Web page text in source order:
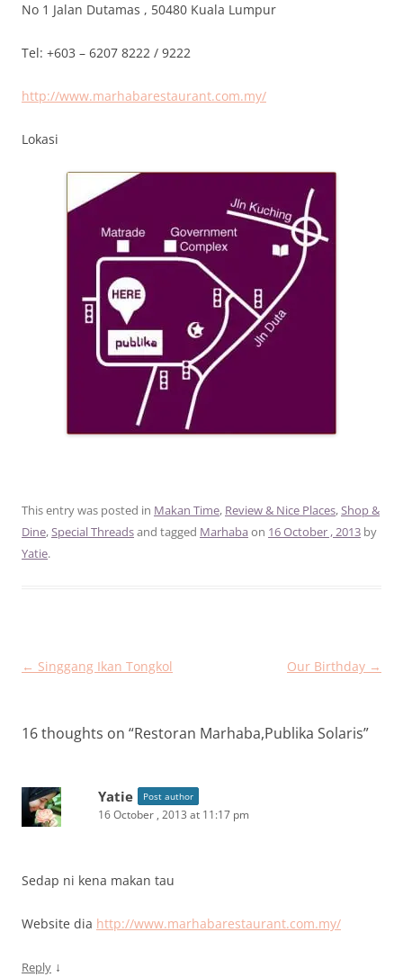
No 1 Jalan Dutamas , 50480 Kuala Lumpur
Tel: +603 – 6207 8222 / 9222
http://www.marhabarestaurant.com.my/
Lokasi
This entry was posted in Makan Time, Review & Nice Places,Shop &
Dine,Special Threadsand tagged Marhaba on 16 October , 2013 by
Yatie.
Post
← Singgang Ikan Tongkol Our Birthday →
16 thoughts on “Restoran Marhaba,Publika Solaris”
Yatie Post author
16 October , 2013 at 11:17 pm
Sedap ni kena makan tau
Website dia http://www.marhabarestaurant.com.my/
Reply ↓